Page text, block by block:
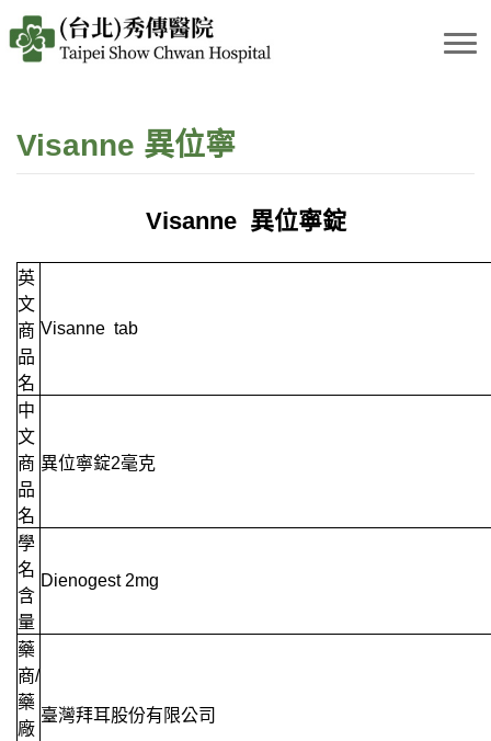
Visanne 異位寧
Visanne 異位寧錠
英
文
商
品
名
Visanne tab
中
文
商
品
名
異位寧錠2毫克
學
名
含
量
Dienogest 2mg
藥
商/
藥
廠
臺灣拜耳股份有限公司